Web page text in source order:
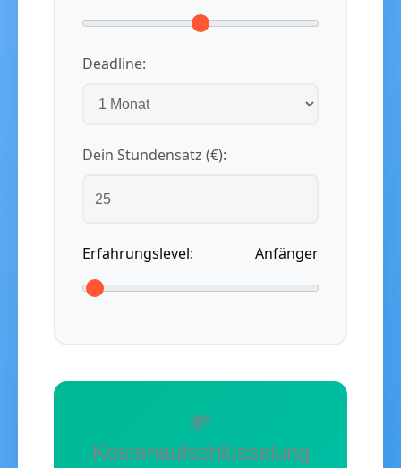
Deadline:
Dein Stundensatz (€):
Erfahrungslevel: Anfänger
💸
Kostenaufschlüsselung